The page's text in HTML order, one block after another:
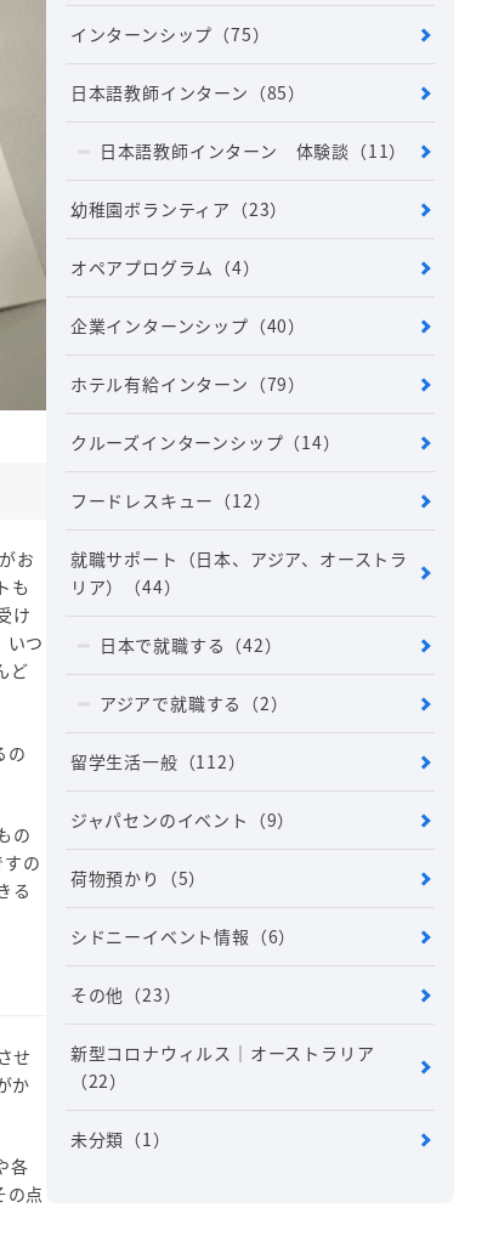
お
も
け
いつ
ど
の
の
の
る
せ
か
各
の点
インターンシップ （75）
日本語教師インターン （85）
日本語教師インターン 体験談 （11）
幼稚園ボランティア （23）
オペアプログラム （4）
企業インターンシップ （40）
ホテル有給インターン （79）
クルーズインターンシップ （14）
フードレスキュー （12）
就職サポート（日本、アジア、オーストラ
リア）
（44）
日本で就職する （42）
アジアで就職する （2）
留学生活一般 （112）
ジャパセンのイベント （9）
荷物預かり （5）
シドニーイベント情報 （6）
その他 （23）
新型コロナウィルス｜オーストラリア
（22）
未分類 （1）